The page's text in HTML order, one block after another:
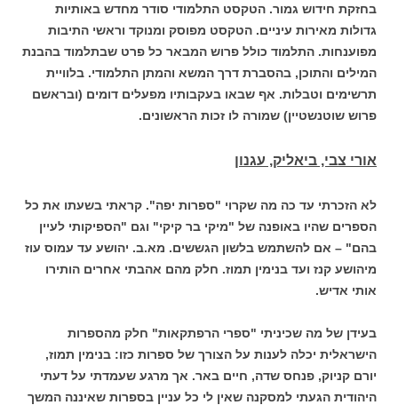
בחזקת חידוש גמור. הטקסט התלמודי סודר מחדש באותיות
גדולות מאירות עיניים. הטקסט מפוסק ומנוקד וראשי התיבות
מפוענחות. התלמוד כולל פרוש המבאר כל פרט שבתלמוד בהבנת
המילים והתוכן, בהסברת דרך המשא והמתן התלמודי. בלוויית
תרשימים וטבלות. אף שבאו בעקבותיו מפעלים דומים (ובראשם
פרוש שוטנשטיין) שמורה לו זכות הראשונים.
אורי צבי, ביאליק, עגנון
לא הזכרתי עד כה מה שקרוי "ספרות יפה". קראתי בשעתו את כל
הספרים שהיו באופנה של "מיקי בר קיקי" וגם "הספיקותי לעיין
בהם" – אם להשתמש בלשון הגששים. מא.ב. יהושע עד עמוס עוז
מיהושע קנז ועד בנימין תמוז. חלק מהם אהבתי אחרים הותירו
אותי אדיש.
בעידן של מה שכיניתי "ספרי הרפתקאות" חלק מהספרות
הישראלית יכלה לענות על הצורך של ספרות כזו: בנימין תמוז,
יורם קניוק, פנחס שדה, חיים באר. אך מרגע שעמדתי על דעתי
היהודית הגעתי למסקנה שאין לי כל עניין בספרות שאיננה המשך